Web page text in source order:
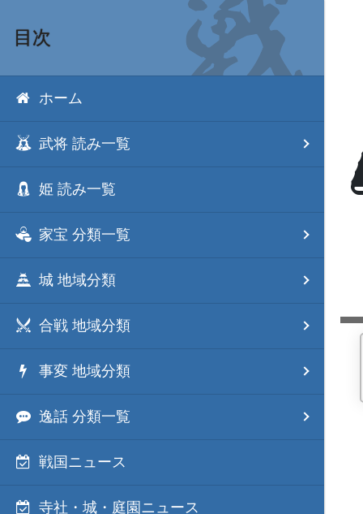
目次
ホーム
武将 読み一覧
姫 読み一覧
家宝 分類一覧
城 地域分類
合戦 地域分類
事変 地域分類
逸話 分類一覧
戦国ニュース
寺社・城・庭園ニュース